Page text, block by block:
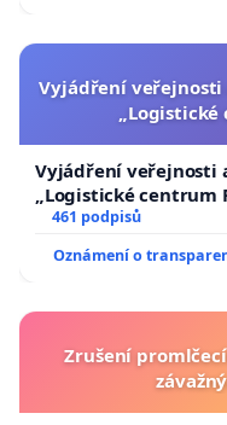
Vyjádření veřejnosti
„Logistické
Vyjádření veřejnosti
„Logistické centrum
461 podpisů
Oznámení o
Zrušení